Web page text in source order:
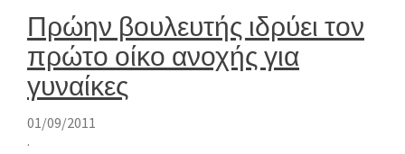
Πρώην βουλευτής ιδρύει τον
πρώτο οίκο ανοχής για
γυναίκες
01/09/2011
·